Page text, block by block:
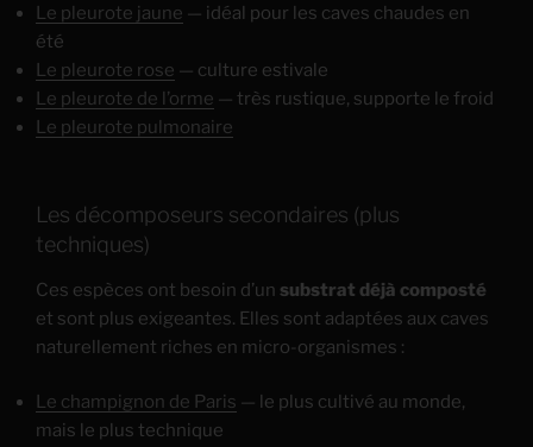
Le pleurote jaune — idéal pour les caves chaudes en
été
Le pleurote rose — culture estivale
Le pleurote de l’orme — très rustique, supporte le froid
Le pleurote pulmonaire
Les décomposeurs secondaires (plus
techniques)
Ces espèces ont besoin d’un substrat déjà composté
et sont plus exigeantes. Elles sont adaptées aux caves
naturellement riches en micro-organismes :
Le champignon de Paris — le plus cultivé au monde,
mais le plus technique